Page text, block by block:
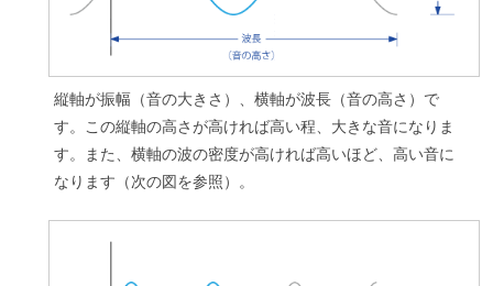
縦軸が振幅（音の大きさ）、横軸が波長（音の高さ）で
す。この縦軸の高さが高ければ高い程、大きな音になりま
す。また、横軸の波の密度が高ければ高いほど、高い音に
なります（次の図を参照）。